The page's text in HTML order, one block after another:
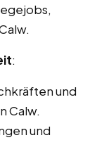
:
und
Calw.
und